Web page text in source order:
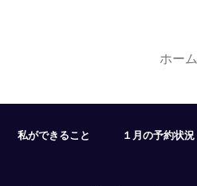
ホーム
私ができること １月の予約状況